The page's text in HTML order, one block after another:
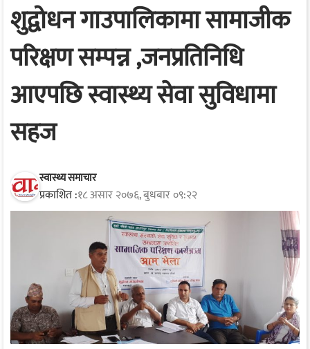
शुद्वोधन गाउपालिकामा सामाजीक
परिक्षण सम्पन्न ,जनप्रतिनिधि
आएपछि स्वास्थ्य सेवा सुविधामा
सहज
स्वास्थ्य समाचार
प्रकाशित :१८ असार २०७६, बुधबार ०९:२२